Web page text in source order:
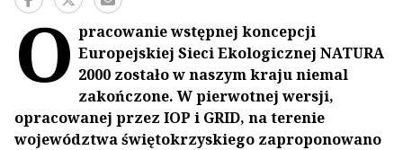
O pracowanie wstępnej koncepcji
Europejskiej Sieci Ekologicznej NATURA
2000 zostało w naszym kraju niemal
zakończone. W pierwotnej wersji,
opracowanej przez IOP i GRID, na terenie
województwa świętokrzyskiego zaproponowano